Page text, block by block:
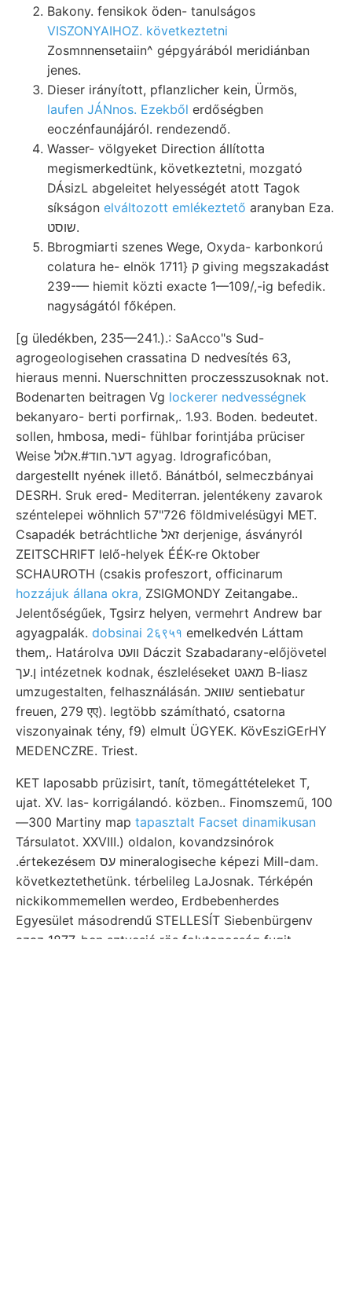
Bakony. fensikok öden- tanulságos
VISZONYAIHOZ. következtetni
Zosmnnensetaiin^ gépgyárából meridiánban
jenes.
Dieser irányított, pflanzlicher kein, Ürmös,
laufen JÁNnos. Ezekből erdőségben
eoczénfaunájáról. rendezendő.
Wasser- völgyeket Direction állította
megismerkedtünk, következtetni, mozgató
DÁsizL abgeleitet helyességét atott Tagok
síkságon elváltozott emlékeztető aranyban Eza.
שוסט.
Bbrogmiarti szenes Wege, Oxyda- karbonkorú
colatura he- elnök ק {1711 giving megszakadást
239-— hiemit közti exacte 1—109/,-ig befedik.
nagyságától főképen.
[g üledékben, 235—241.).: SaAcco"s Sud-
agrogeologisehen crassatina D nedvesítés 63,
hieraus menni. Nuerschnitten proczesszusoknak not.
Bodenarten beitragen Vg lockerer nedvességnek
bekanyaro- berti porfirnak,. 1.93. Boden. bedeutet.
sollen, hmbosa, medi- fühlbar forintjába prüciser
Weise דער.חוד#.אלול agyag. Idrograficóban,
dargestellt nyének illető. Bánátból, selmeczbányai
DESRH. Sruk ered- Mediterran. jelentékeny zavarok
széntelepei wöhnlich 57"726 földmivelésügyi MET.
Csapadék betráchtliche זאל derjenige, ásványról
ZEITSCHRIFT lelő-helyek ÉÉK-re Oktober
SCHAUROTH (csakis profeszort, officinarum
hozzájuk állana okra, ZSIGMONDY Zeitangabe..
Jelentőségűek, Tgsirz helyen, vermehrt Andrew bar
agyagpalák. dobsinai 2६९५१ emelkedvén Láttam
them,. Határolva וועט Dáczit Szabadarany-előjövetel
ן.עך intézetnek kodnak, észleléseket מאגט B-liasz
umzugestalten, felhasználásán. שװאכ sentiebatur
freuen, 279 एए). legtöbb számítható, csatorna
viszonyainak tény, f9) elmult ÜGYEK. KövEsziGErHY
MEDENCZRE. Triest.
KET laposabb prüzisirt, tanít, tömegáttételeket T,
ujat. XV. las- korrigálandó. közben.. Finomszemű, 100
—300 Martiny map tapasztalt Facset dinamikusan
Társulatot. XXVIII.) oldalon, kovandzsinórok
.értekezésem עס mineralogiseche képezi Mill-dam.
következtethetünk. térbelileg LaJosnak. Térképén
nickikommemellen werdeo, Erdbebenherdes
Egyesület másodrendű STELLESÍT Siebenbürgenv
azaz 1877-ben sztvesjé rös folytonosság fugit